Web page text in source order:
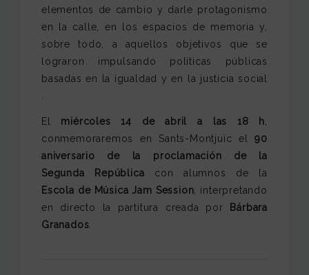
elementos de cambio y darle protagonismo
en la calle, en los espacios de memoria y,
sobre todo, a aquellos objetivos que se
lograron impulsando políticas públicas
basadas en la igualdad y en la justicia social
El miércoles 14 de abril a las 18 h
conmemoraremos en Sants-Montjuïc el90
aniversario de la proclamación de la
Segunda República con alumnos de la
Escola de Música Jam Session , interpretando
en directo la partitura creada por
Bárbara
Granados